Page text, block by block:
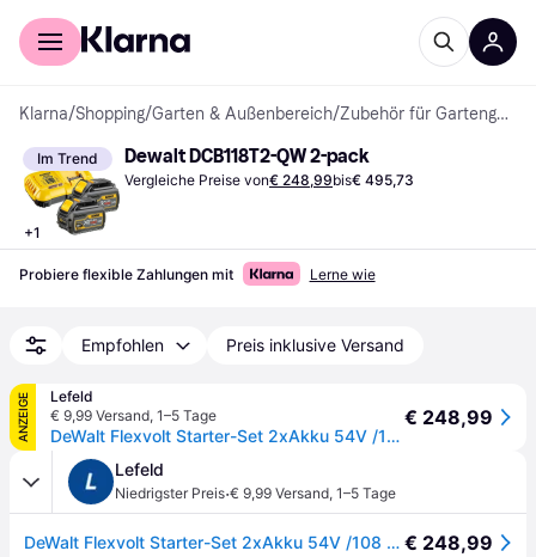
Für Shopper
Klarna/Shopping/Garten & Außenbereich/ Zubehör für Gartengeräte
Im Trend
+1
Dewalt DCB118T2-QW 2-pack
Vergleiche Preise von€ 248,99bis€ 495,73
Probiere flexible Zahlungen mit Lerne wie
Empfohlen Preis inklusive Versand
ANZEIGE
Lefeld
€ 9,99 Versand, 1–5 Tage
DeWalt Flexvolt Starter-Set 2xAkku 54V /108 Wh
€ 248,99
Lefeld
Niedrigster Preis·€ 9,99 Versand, 1–5 Tage
DeWalt Flexvolt Starter-Set 2xAkku 54V /108 Wh € 248,99